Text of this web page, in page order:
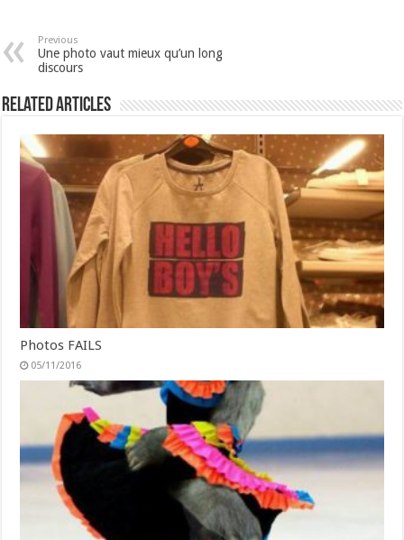
Previous
Une photo vaut mieux qu’un long
discours
Related Articles
Photos FAILS
05/11/2016